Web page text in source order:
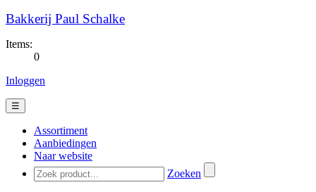
Bakkerij Paul Schalke
Items:
0
Inloggen
☰
Assortiment
Aanbiedingen
Naar website
Zoeken